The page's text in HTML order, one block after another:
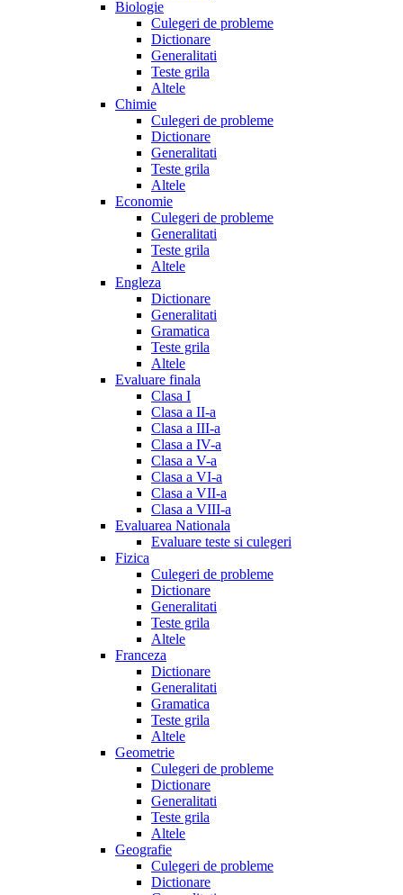
Biologie
Culegeri de probleme
Dictionare
Generalitati
Teste grila
Altele
Chimie
Culegeri de probleme
Dictionare
Generalitati
Teste grila
Altele
Economie
Culegeri de probleme
Generalitati
Teste grila
Altele
Engleza
Dictionare
Generalitati
Gramatica
Teste grila
Altele
Evaluare finala
Clasa I
Clasa a II-a
Clasa a III-a
Clasa a IV-a
Clasa a V-a
Clasa a VI-a
Clasa a VII-a
Clasa a VIII-a
Evaluarea Nationala
Evaluare teste si culegeri
Fizica
Culegeri de probleme
Dictionare
Generalitati
Teste grila
Altele
Franceza
Dictionare
Generalitati
Gramatica
Teste grila
Altele
Geometrie
Culegeri de probleme
Dictionare
Generalitati
Teste grila
Altele
Geografie
Culegeri de probleme
Dictionare